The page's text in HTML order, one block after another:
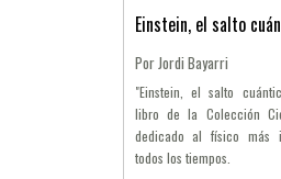
Einstein, el salto
Por Jordi Bayarri
"Einstein, el salto
libro de la Colección
dedicado al físico más
todos los tiempos.